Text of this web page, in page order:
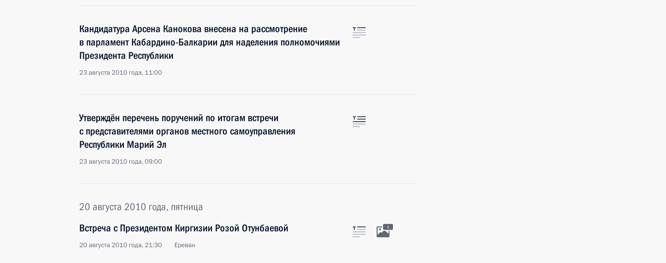
Кандидатура Арсена Канокова внесена на рассмотрение
в парламент Кабардино-Балкарии для наделения полномочиями
Президента Республики
23 августа 2010 года, 11:00
Утверждён перечень поручений по итогам встречи
с представителями органов местного самоуправления
Республики Марий Эл
23 августа 2010 года, 09:00
20 августа 2010 года, пятница
Встреча с Президентом Киргизии Розой Отунбаевой
20 августа 2010 года, 21:30 Ереван
1